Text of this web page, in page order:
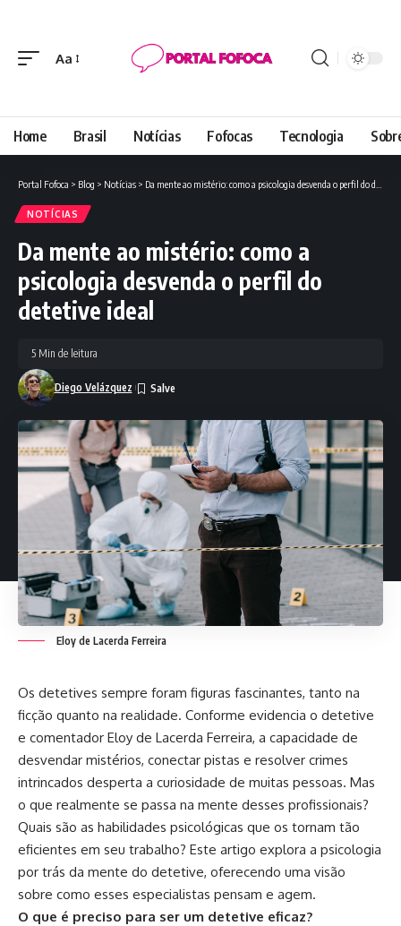
Font
Aa
Home Brasil Notícias Fofocas Tecnologia
Portal Fofoca > Blog > Notícias > Da mente ao mistério: como a psicologia desvenda o perfil do detetive ideal
NOTÍCIAS
Da mente ao mistério: como a
psicologia desvenda o perfil do
detetive ideal
Diego Velázquez
5 Min de leitura
Eloy de Lacerda Ferreira
Os detetives sempre foram figuras fascinantes, tanto na
ficção quanto na realidade. Conforme evidencia o detetive
e comentador Eloy de Lacerda Ferreira, a capacidade de
desvendar mistérios, conectar pistas e resolver crimes
intrincados desperta a curiosidade de muitas pessoas. Mas
o que realmente se passa na mente desses profissionais?
Quais são as habilidades psicológicas que os tornam tão
eficientes em seu trabalho? Este artigo explora a psicologia
por trás da mente do detetive, oferecendo uma visão
sobre como esses especialistas pensam e agem.
O que é preciso para ser um detetive eficaz?